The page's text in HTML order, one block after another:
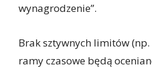
wynagrodzenie”.
Brak sztywnych limitów (np.
ramy czasowe będą